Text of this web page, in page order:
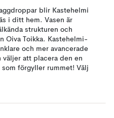
blir Kastehelmi
i ditt hem. Vasen är
strukturen och
Oiva Toikka. Kastehelmi-
och mer avancerade
att placera den en
förgyller rummet! Välj